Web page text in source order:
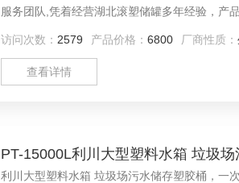
服务团队,凭着经营湖北滚塑储罐多年经验，产
访问次数： 2579 产品价格： 6800 厂商性质：
查看详情
PT-15000L利川大型塑料水箱 垃圾
利川大型塑料水箱 垃圾场污水储存塑胶桶，一次性成型内外光滑，具有良好的卫生与抗紫外线能力，耐撞